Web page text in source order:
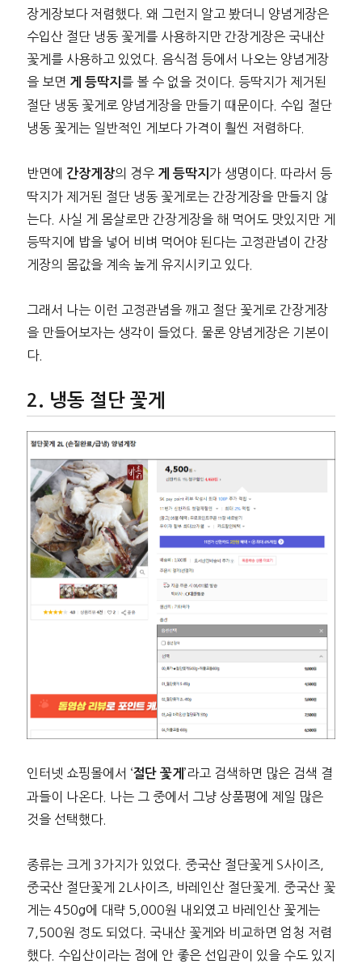
장게장보다 저렴했다. 왜 그런지 알고 봤더니 양념게장은
수입산 절단 냉동 꽃게를 사용하지만 간장게장은 국내산
꽃게를 사용하고 있었다. 음식점 등에서 나오는 양념게장
을 보면 게 등딱지 를 볼 수 없을 것이다. 등딱지가 제거된
절단 냉동 꽃게로 양념게장을 만들기 때문이다. 수입 절단
냉동 꽃게는 일반적인 게보다 가격이 훨씬 저렴하다.
반면에 간장게장의 경우 게 등딱지 가 생명이다. 따라서 등
딱지가 제거된 절단 냉동 꽃게로는 간장게장을 만들지 않
는다. 사실 게 몸살로만 간장게장을 해 먹어도 맛있지만 게
등딱지에 밥을 넣어 비벼 먹어야 된다는 고정관념이 간장
게장의 몸값을 계속 높게 유지시키고 있다.
그래서 나는 이런 고정관념을 깨고 절단 꽃게로 간장게장
을 만들어보자는 생각이 들었다. 물론 양념게장은 기본이
다.
냉동 절단 꽃게
인터넷 쇼핑몰에서 ‘절단 꽃게 ’라고 검색하면 많은 검색 결
과들이 나온다. 나는 그 중에서 그냥 상품평에 제일 많은
것을 선택했다.
종류는 크게 3가지가 있었다. 중국산 절단꽃게 S사이즈,
중국산 절단꽃게 2L사이즈, 바레인산 절단꽃게. 중국산 꽃
게는 450g에 대략 5,000원 내외였고 바레인산 꽃게는
7,500원 정도 되었다. 국내산 꽃게와 비교하면 엄청 저렴
했다. 수입산이라는 점에 안 좋은 선입관이 있을 수도 있지